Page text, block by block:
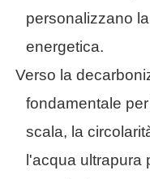
personalizzano
energetica.
Verso la
fondamentale
scala, la
l'acqua ultrapura